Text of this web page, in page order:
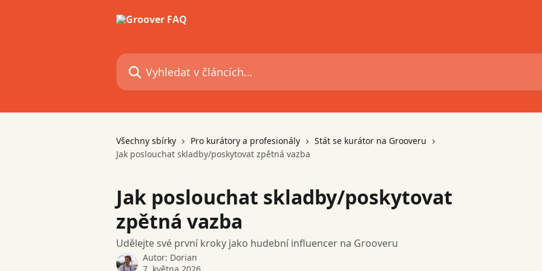
Vyhledat v článcích…
Všechny sbírky Pro kurátory a profesionály
Stát se kurátor na Grooveru
Jak poslouchat skladby/poskytovat zpětná vazba
Jak poslouchat skladby/poskytovat
zpětná vazba
Udělejte své první kroky jako hudební influencer na Grooveru
Autor: Dorian